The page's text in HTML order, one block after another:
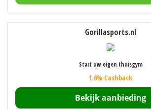
Gorillasports.nl
Start uw eigen thuisgym
1.6% Cashback
Bekijk aanbieding